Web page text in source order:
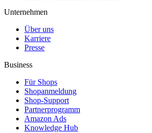
Unternehmen
Über uns
Karriere
Presse
Business
Für Shops
Shopanmeldung
Shop-Support
Partnerprogramm
Amazon Ads
Knowledge Hub